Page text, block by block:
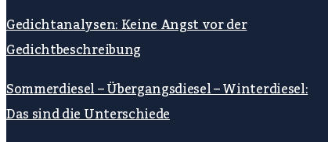
Gedichtanalysen: Keine Angst vor der
Gedichtbeschreibung
Sommerdiesel – Übergangsdiesel – Winterdiesel:
Das sind die Unterschiede